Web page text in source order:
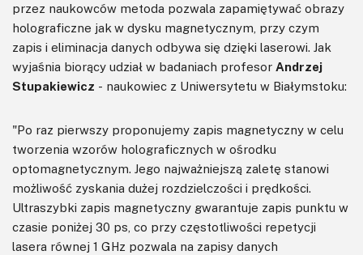
przez naukowców metoda pozwala zapamiętywać obrazy
holograficzne jak w dysku magnetycznym, przy czym
zapis i eliminacja danych odbywa się dzięki laserowi. Jak
wyjaśnia biorący udział w badaniach profesor Andrzej
Stupakiewicz - naukowiec z Uniwersytetu w Białymstoku:
"Po raz pierwszy proponujemy zapis magnetyczny w celu
tworzenia wzorów holograficznych w ośrodku
optomagnetycznym. Jego najważniejszą zaletę stanowi
możliwość zyskania dużej rozdzielczości i prędkości.
Ultraszybki zapis magnetyczny gwarantuje zapis punktu w
czasie poniżej 30 ps, co przy częstotliwości repetycji
lasera równej 1 GHz pozwala na zapisy danych